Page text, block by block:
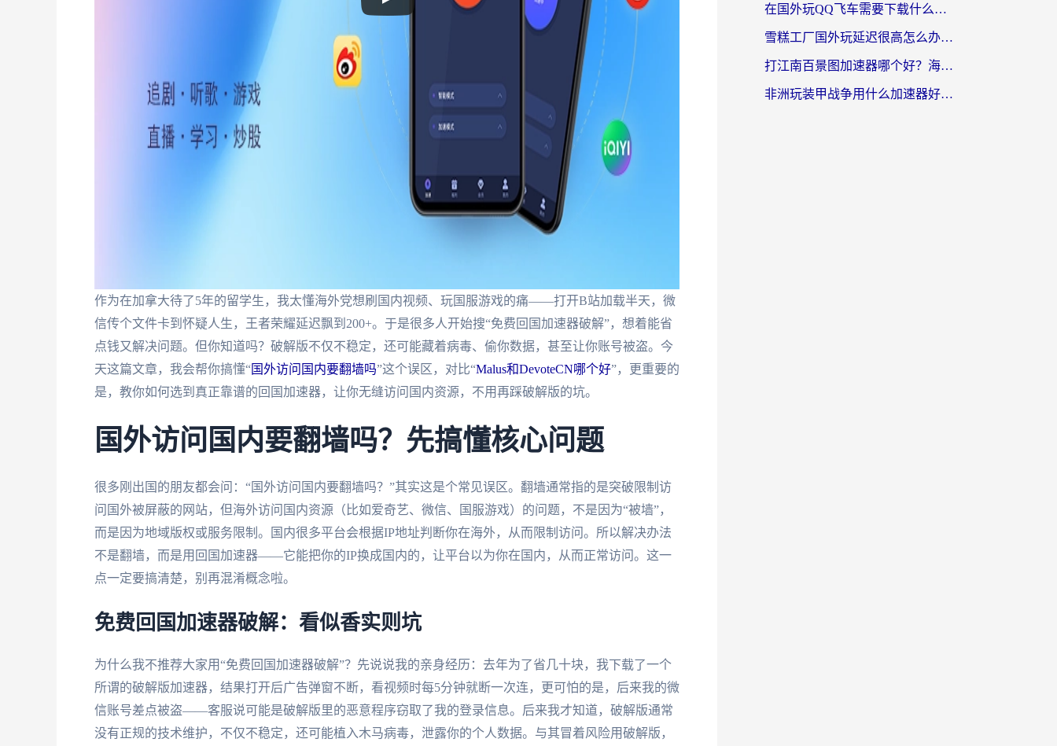
作为在加拿大待了5年的留学生，我太懂海外党想刷国内视频、玩国服游戏的痛——打开B站加载半天，微
信传个文件卡到怀疑人生，王者荣耀延迟飘到200+。于是很多人开始搜“免费回国加速器破解”，想着能省
点钱又解决问题。但你知道吗？破解版不仅不稳定，还可能藏着病毒、偷你数据，甚至让你账号被盗。今
天这篇文章，我会帮你搞懂“国外访问国内要翻墙吗”这个误区，对比“Malus和DevoteCN哪个好”，更重要的
是，教你如何选到真正靠谱的回国加速器，让你无缝访问国内资源，不用再踩破解版的坑。
国外访问国内要翻墙吗？先搞懂核心问题
很多刚出国的朋友都会问：“国外访问国内要翻墙吗？”其实这是个常见误区。翻墙通常指的是突破限制访
问国外被屏蔽的网站，但海外访问国内资源（比如爱奇艺、微信、国服游戏）的问题，不是因为“被墙”，
而是因为地域版权或服务限制。国内很多平台会根据IP地址判断你在海外，从而限制访问。所以解决办法
不是翻墙，而是用回国加速器——它能把你的IP换成国内的，让平台以为你在国内，从而正常访问。这一
点一定要搞清楚，别再混淆概念啦。
免费回国加速器破解：看似香实则坑
为什么我不推荐大家用“免费回国加速器破解”？先说说我的亲身经历：去年为了省几十块，我下载了一个
所谓的破解版加速器，结果打开后广告弹窗不断，看视频时每5分钟就断一次连，更可怕的是，后来我的微
信账号差点被盗——客服说可能是破解版里的恶意程序窃取了我的登录信息。后来我才知道，破解版通常
没有正规的技术维护，不仅不稳定，还可能植入木马病毒，泄露你的个人数据。与其冒着风险用破解版，
在国外玩QQ飞车需要下载什么加速器呢？海外党亲测有效的国服游戏加速指南
雪糕工厂国外玩延迟很高怎么办？海外玩家国服游戏加速终极攻略（附实测推荐）
打江南百景图加速器哪个好？海外党踩坑N次后，终于找到不卡的秘诀
非洲玩装甲战争用什么加速器好？海外党亲测有效的国服游戏加速方案